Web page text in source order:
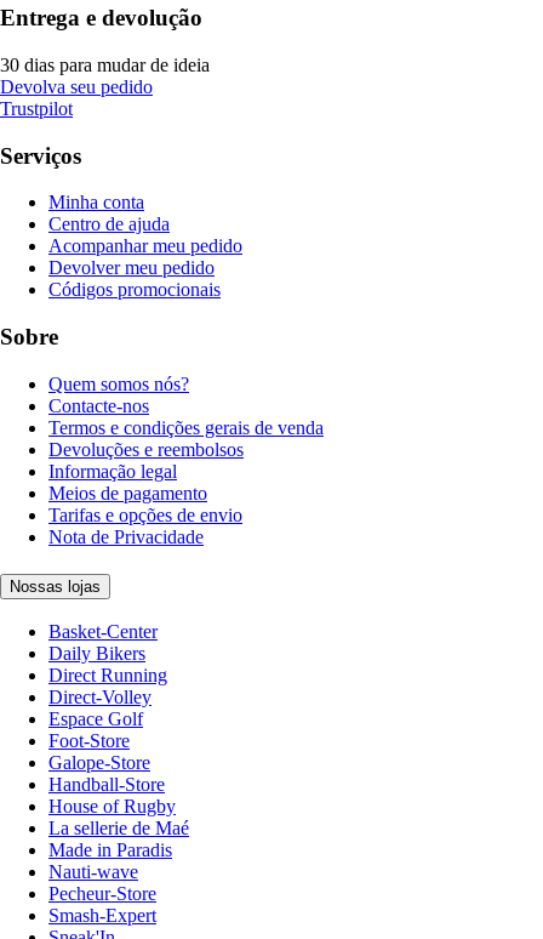
Entrega e devolução
30 dias para mudar de ideia
Devolva seu pedido
Trustpilot
Serviços
Minha conta
Centro de ajuda
Acompanhar meu pedido
Devolver meu pedido
Códigos promocionais
Sobre
Quem somos nós?
Contacte-nos
Termos e condições gerais de venda
Devoluções e reembolsos
Informação legal
Meios de pagamento
Tarifas e opções de envio
Nota de Privacidade
Nossas lojas
Basket-Center
Daily Bikers
Direct Running
Direct-Volley
Espace Golf
Foot-Store
Galope-Store
Handball-Store
House of Rugby
La sellerie de Maé
Made in Paradis
Nauti-wave
Pecheur-Store
Smash-Expert